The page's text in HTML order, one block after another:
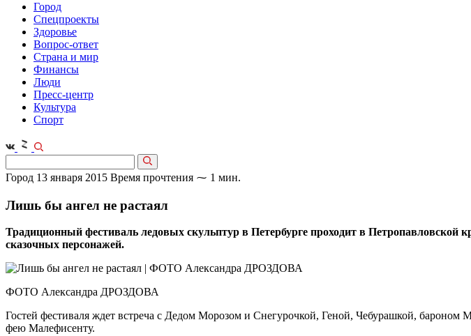
Город
Спецпроекты
Здоровье
Вопрос-ответ
Страна и мир
Финансы
Люди
Пресс-центр
Культура
Спорт
Город 13 января 2015 Время прочтения ⁓ 1 мин.
Лишь бы ангел не растаял
Традиционный фестиваль ледовых скульптур в Петербурге проходит в Петропавловской
сказочных персонажей.
ФОТО Александра ДРОЗДОВА
Гостей фестиваля ждет встреча с Дедом Морозом и Снегурочкой, Геной, Чебурашкой,
фею Малефисенту.